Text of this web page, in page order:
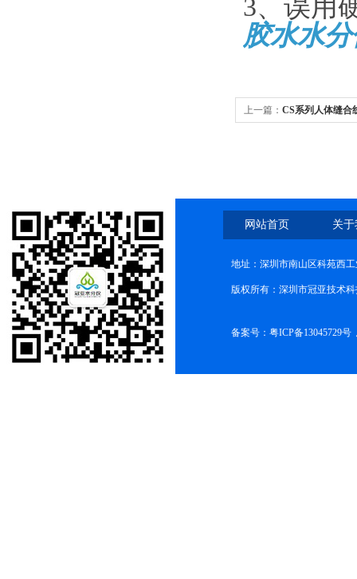
3、误用
胶水水
上一篇： CS系列人体缝合
网站首页 关
地址：深圳市南山区科苑西
版权所有：深圳市冠亚技术
备案号： 粤ICP备13045729号